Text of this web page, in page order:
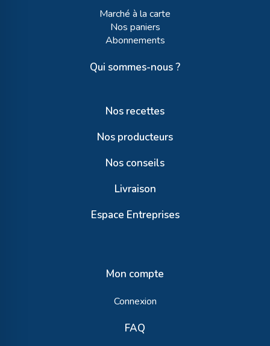
Marché à la carte
Nos paniers
Abonnements
Qui sommes-nous ?
Nos recettes
Nos producteurs
Nos conseils
Livraison
Espace Entreprises
Mon compte
Connexion
FAQ